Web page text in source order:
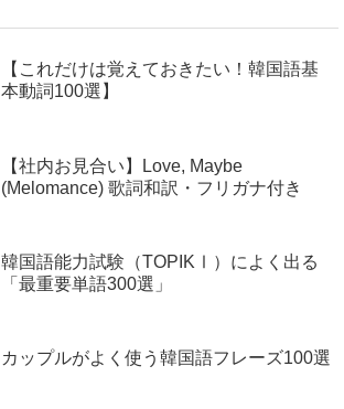
【これだけは覚えておきたい！韓国語基
本動詞100選】
【社内お見合い】Love, Maybe
(Melomance) 歌詞和訳・フリガナ付き
韓国語能力試験（TOPIKⅠ）によく出る
「最重要単語300選」
カップルがよく使う韓国語フレーズ100選